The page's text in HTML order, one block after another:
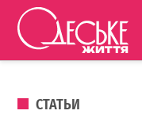
Перейти к содержанию
ОПУБЛИКОВАНО В
СТАТЬИ